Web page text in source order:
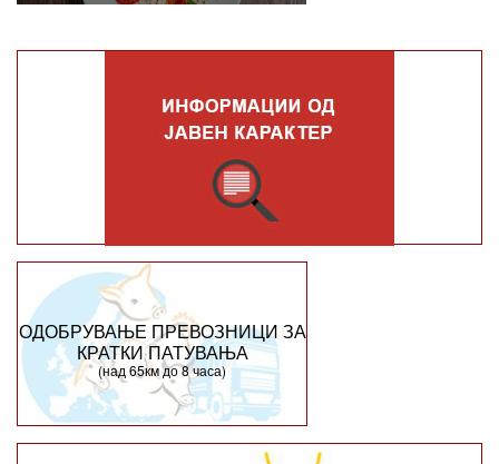
ОДОБРУВАЊЕ ПРЕВОЗНИЦИ ЗА
КРАТКИ ПАТУВАЊА
(над 65км до 8 часа)